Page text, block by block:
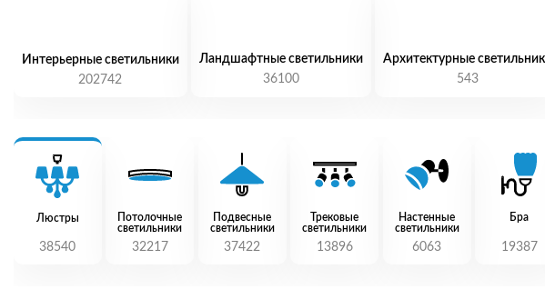
Интерьерные светильники
202742
Ландшафтные светильники
36100
Архитектурные
543
Люстры
38540
Потолочные
светильники
32217
Подвесные
светильники
37422
Трековые
светильники
13896
Настенные
светильники
6063
Бра
19387